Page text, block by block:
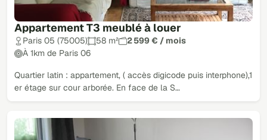
Appartement T3 meublé à louer
Paris 05 (75005) 58 m²
2 599 € / mois
À 1km de Paris 06
Quartier latin : appartement, ( accès digicode puis interphone),1
er étage sur cour arborée. En face de la S…